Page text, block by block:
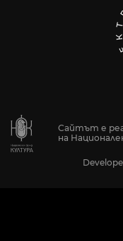
Сайтът е
на